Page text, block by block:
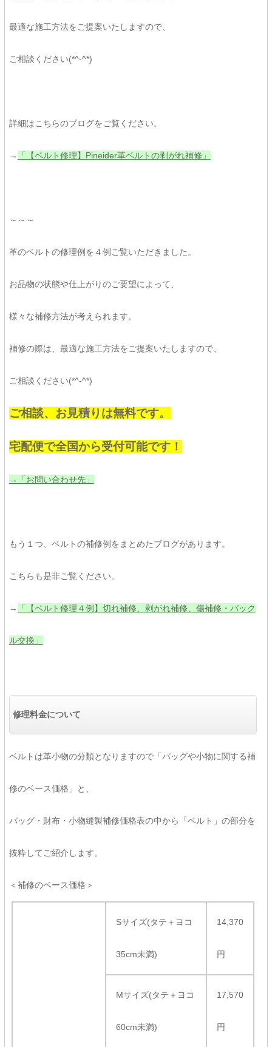
最適な施工方法をご提案いたしますので、
ご相談ください(*^-^*)
詳細はこちらのブログをご覧ください。
→ 「【ベルト修理】Pineider革ベルトの剥がれ補修」
～～～
革のベルトの修理例を４例ご覧いただきました。
お品物の状態や仕上がりのご要望によって、
様々な補修方法が考えられます。
補修の際は、最適な施工方法をご提案いたしますので、
ご相談ください(*^-^*)
ご相談、お見積りは無料です。
宅配便で全国から受付可能です！
→「お問い合わせ先」
もう１つ、ベルトの補修例をまとめたブログがあります。
こちらも是非ご覧ください。
→ 「【ベルト修理４例】切れ補修、剥がれ補修、傷補修・バック
ル交換」
修理料金について
ベルトは革小物の分類となりますので「バッグや小物に関する補
修のベース価格」と、
バッグ・財布・小物縫製補修価格表の中から「ベルト」の部分を
抜粋してご紹介します。
＜補修のベース価格＞
Sサイズ(タテ＋ヨコ
35cm未満)
14,370
円
Mサイズ(タテ＋ヨコ
60cm未満)
17,570
円